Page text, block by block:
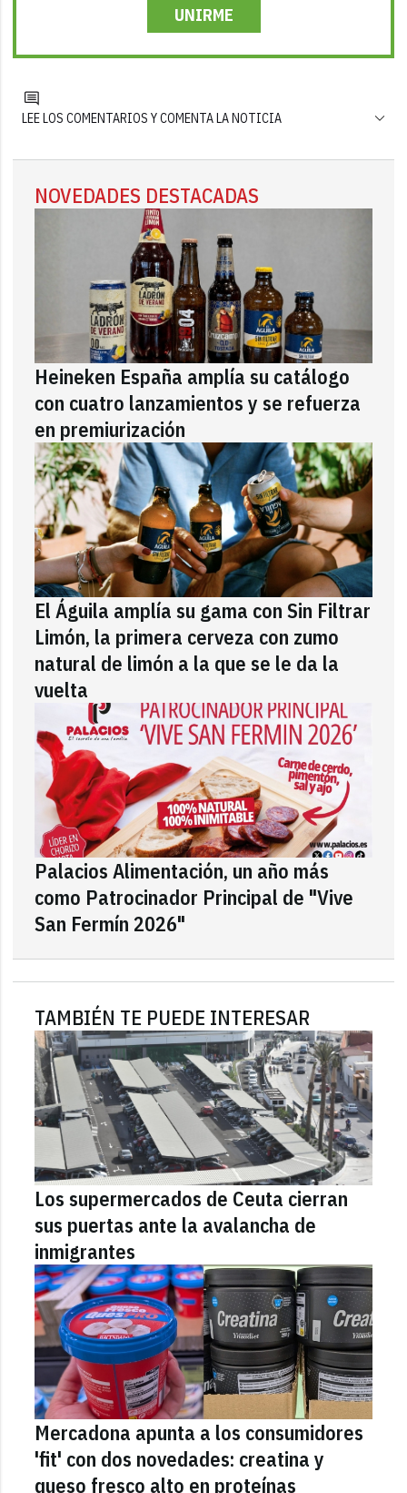
UNIRME
LEE LOS COMENTARIOS Y COMENTA LA NOTICIA
NOVEDADES DESTACADAS
Heineken España amplía su catálogo
con cuatro lanzamientos y se refuerza
en premiurización
El Águila amplía su gama con Sin Filtrar
Limón, la primera cerveza con zumo
natural de limón a la que se le da la
vuelta
Palacios Alimentación, un año más
como Patrocinador Principal de "Vive
San Fermín 2026"
TAMBIÉN TE PUEDE INTERESAR
Los supermercados de Ceuta cierran
sus puertas ante la avalancha de
inmigrantes
Mercadona apunta a los consumidores
'fit' con dos novedades: creatina y
queso fresco alto en proteínas